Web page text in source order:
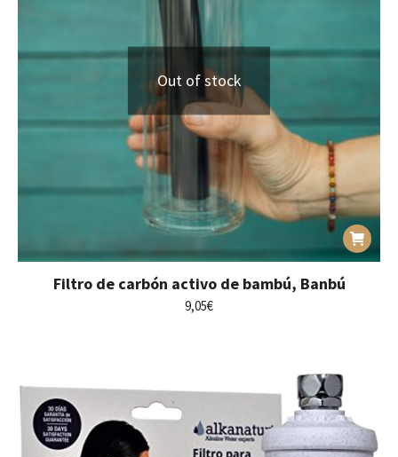
Out of stock
Filtro de carbón activo de bambú, Banbú
9,05€